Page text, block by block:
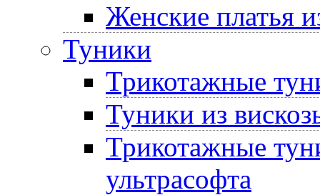
Женские платья
Туники
Трикотажные
Туники из
Трикотажные
ультрасофта